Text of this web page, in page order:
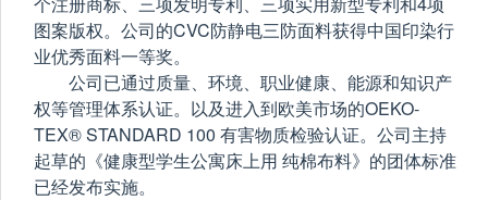
图案版权。公司的CVC防静电三防面料获得中国印染行
业优秀面料一等奖。
公司已通过质量、环境、职业健康、能源和知识产
权等管理体系认证。以及进入到欧美市场的OEKO-
TEX® STANDARD 100 有害物质检验认证。公司主持
起草的《健康型学生公寓床上用 纯棉布料》的团体标准
已经发布实施。